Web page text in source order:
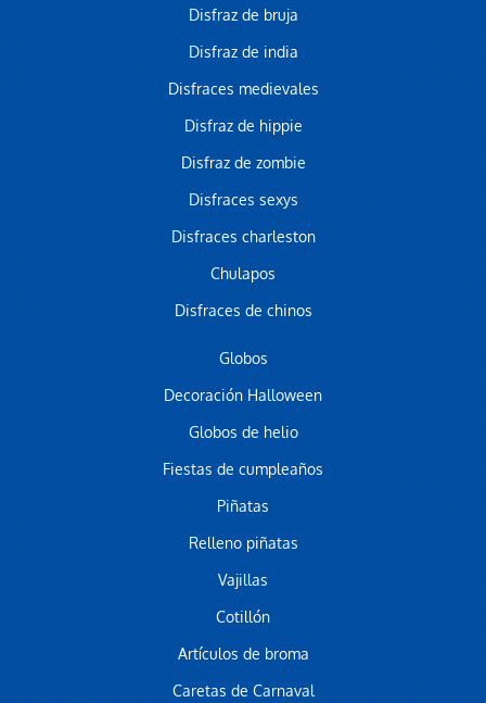
Disfraz de bruja
Disfraz de india
Disfraces medievales
Disfraz de hippie
Disfraz de zombie
Disfraces sexys
Disfraces charleston
Chulapos
Disfraces de chinos
Globos
Decoración Halloween
Globos de helio
Fiestas de cumpleaños
Piñatas
Relleno piñatas
Vajillas
Cotillón
Artículos de broma
Caretas de Carnaval